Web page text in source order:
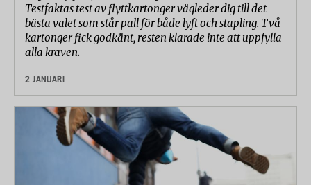
Testfaktas test av flyttkartonger vägleder dig till det
bästa valet som står pall för både lyft och stapling. Två
kartonger fick godkänt, resten klarade inte att uppfylla
alla kraven.
2 JANUARI